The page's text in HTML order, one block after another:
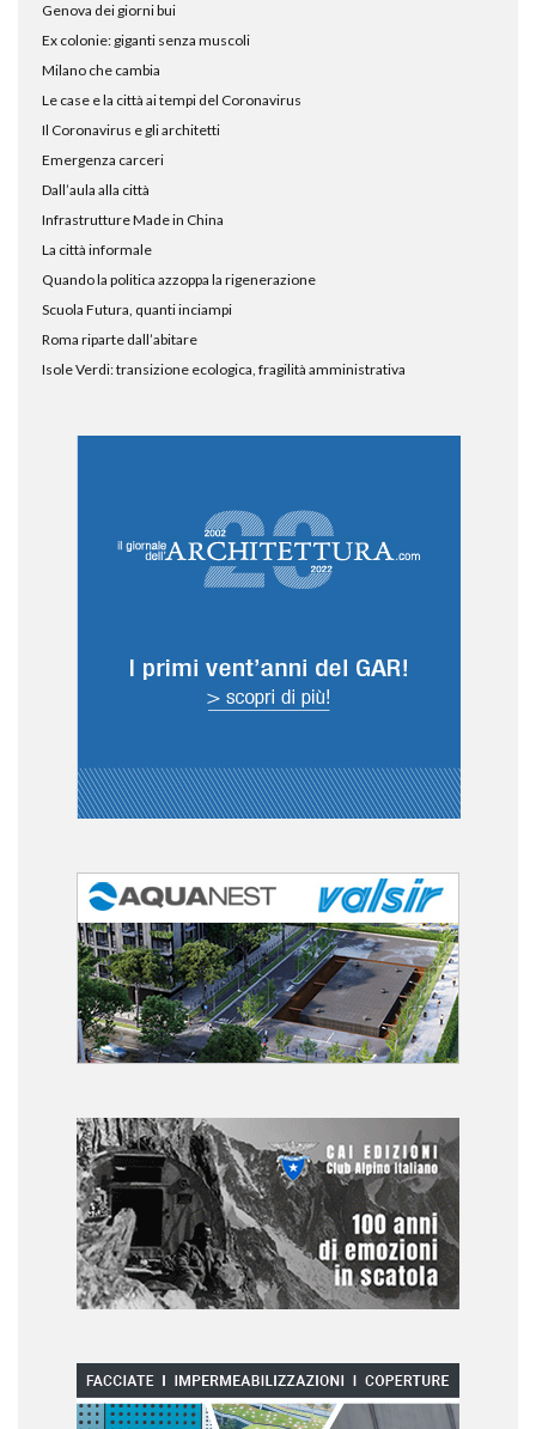
Genova dei giorni bui
Ex colonie: giganti senza muscoli
Milano che cambia
Le case e la città ai tempi del Coronavirus
Il Coronavirus e gli architetti
Emergenza carceri
Dall’aula alla città
Infrastrutture Made in China
La città informale
Quando la politica azzoppa la rigenerazione
Scuola Futura, quanti inciampi
Roma riparte dall’abitare
Isole Verdi: transizione ecologica, fragilità amministrativa